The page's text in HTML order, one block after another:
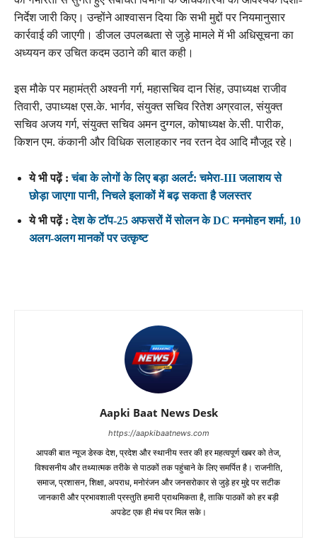
निर्देश जारी किए। उन्होंने आश्वासन दिया कि सभी मुद्दों पर नियमानुसार
कार्रवाई की जाएगी। डीजल उपलब्धता से जुड़े मामले में भी अधिसूचना का
अध्ययन कर उचित कदम उठाने की बात कही।
इस मौके पर महामंत्री अश्वनी गर्ग, महासचिव दान सिंह, उपाध्यक्ष राजीव
तिवारी, उपाध्यक्ष एस.के. भार्गव, संयुक्त सचिव रितेश अग्रवाल, संयुक्त
सचिव अजय गर्ग, संयुक्त सचिव अमन दुग्गल, कोषाध्यक्ष के.सी. पारीक,
किशन एम. कंकानी और विधिक सलाहकार नव रतन देव आदि मौजूद रहे।
ये भी पढ़ें :चंबा के लोगों के लिए बड़ा अलर्ट: चमेरा-III जलाशय से
छोड़ा जाएगा पानी, निचले इलाकों में बढ़ सकता है जलस्तर
ये भी पढ़ें :देश के टॉप-25 अफसरों में सोलन के DC मनमोहन शर्मा, 10
अलग-अलग मानकों पर उत्कृष्ट
Aapki Baat News Desk
https://aapkibaatnews.com
आपकी बात न्यूज डेस्क देश, प्रदेश और स्थानीय स्तर की हर महत्वपूर्ण खबर को तेज,
विश्वसनीय और तथ्यात्मक तरीके से पाठकों तक पहुंचाने के लिए समर्पित है। राजनीति,
समाज, प्रशासन, शिक्षा, अपराध, मनोरंजन और जनसरोकार से जुड़े हर मुद्दे पर सटीक
जानकारी और प्रभावशाली प्रस्तुति हमारी प्राथमिकता है, ताकि पाठकों को हर बड़ी
अपडेट एक ही मंच पर मिल सके।